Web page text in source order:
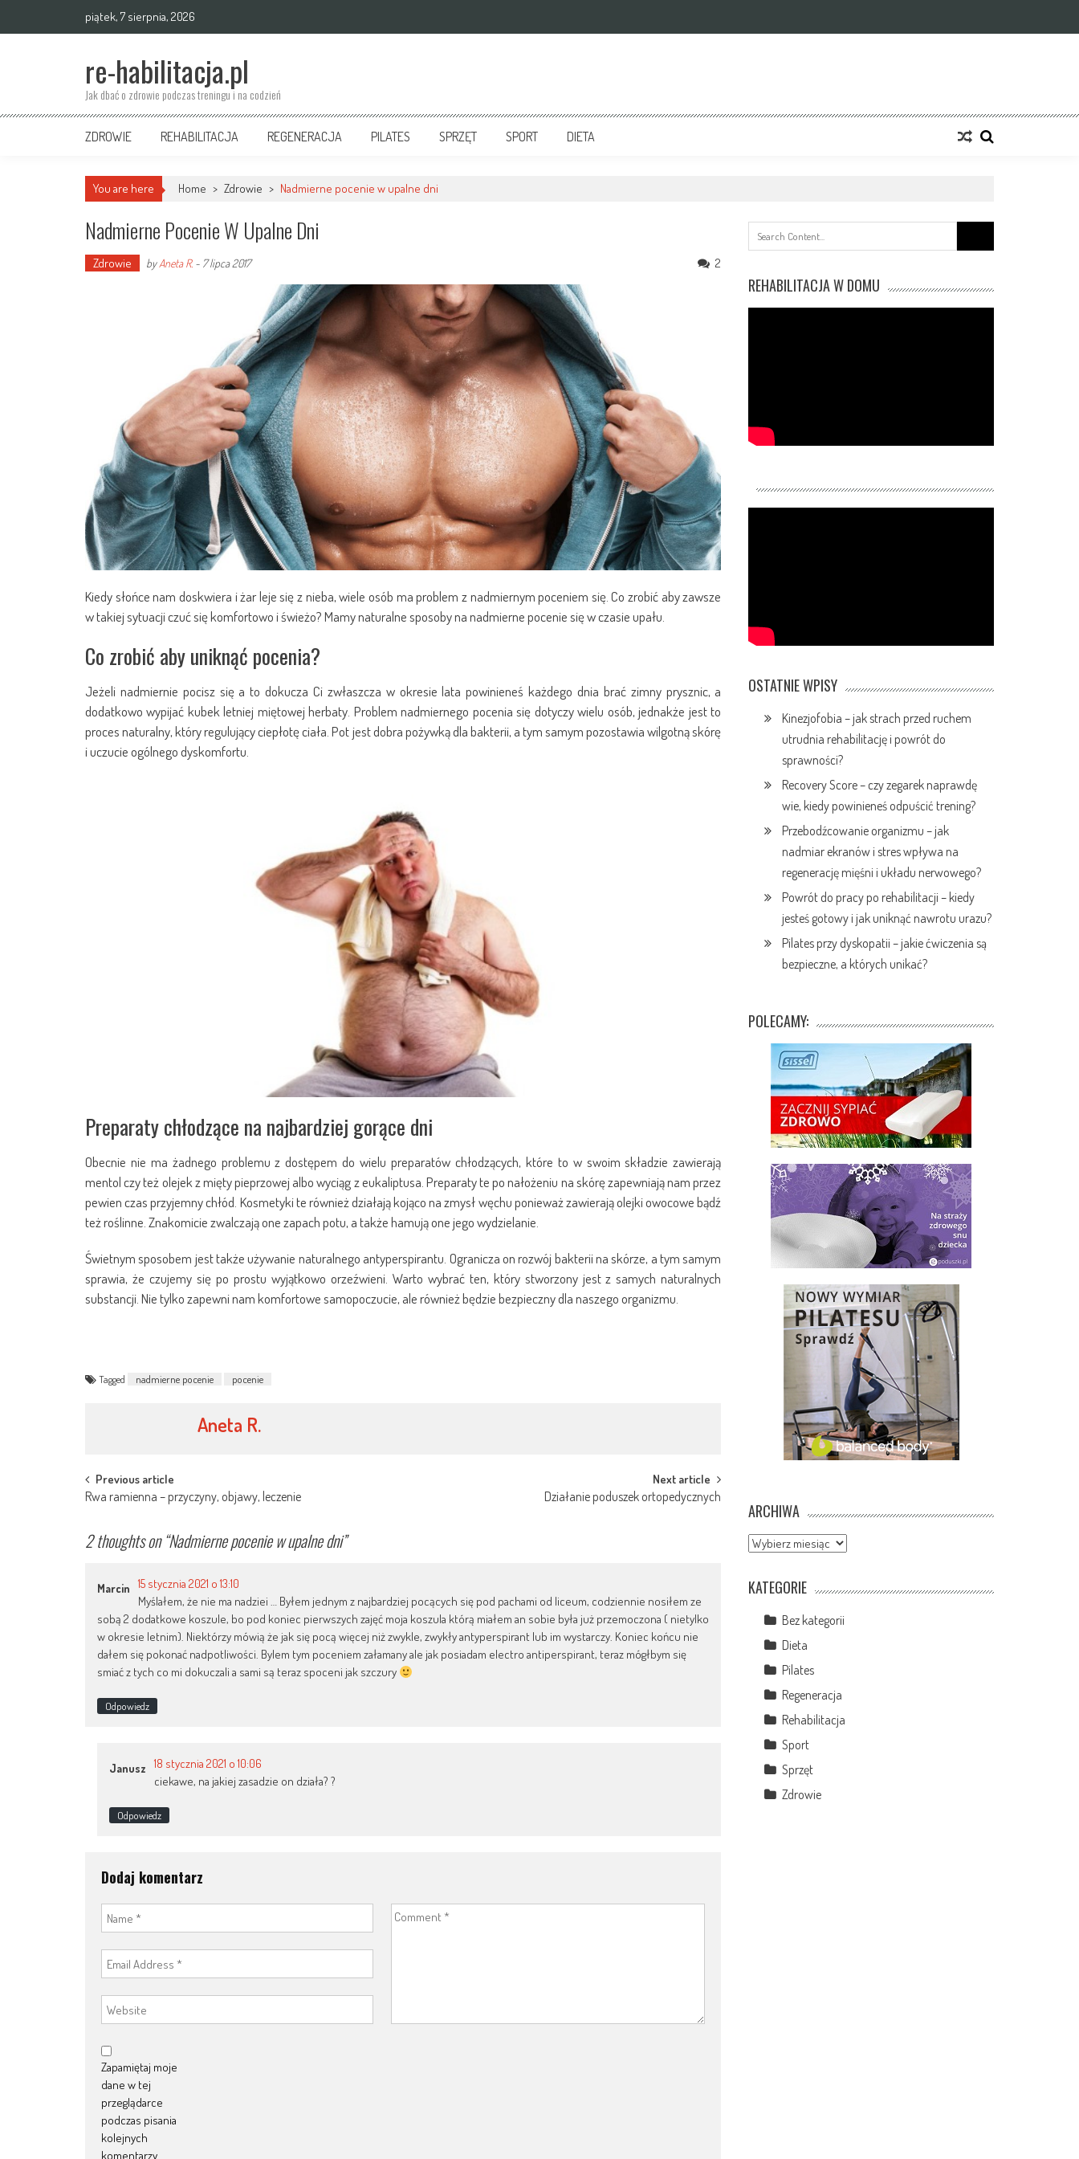
piątek, 7 sierpnia, 2026
re-habilitacja.pl
Jak dbać o zdrowie podczas treningu i na codzień
ZDROWIE REHABILITACJA REGENERACJA PILATES SPRZĘT SPORT DIETA
You are here Home > Zdrowie > Nadmierne pocenie w upalne dni
Nadmierne Pocenie W Upalne Dni
Zdrowie byAneta R. - 7 lipca 2017 2
Kiedy słońce nam doskwiera i żar leje się z nieba, wiele osób ma problem z nadmiernym poceniem się. Co zrobić aby zawsze
w takiej sytuacji czuć się komfortowo i świeżo? Mamy naturalne sposoby na nadmierne pocenie się w czasie upału.
Co zrobić aby uniknąć pocenia?
Jeżeli nadmiernie pocisz się a to dokucza Ci zwłaszcza w okresie lata powinieneś każdego dnia brać zimny prysznic, a
dodatkowo wypijać kubek letniej miętowej herbaty. Problem nadmiernego pocenia się dotyczy wielu osób, jednakże jest to
proces naturalny, który regulujący ciepłotę ciała. Pot jest dobra pożywką dla bakterii, a tym samym pozostawia wilgotną skórę
i uczucie ogólnego dyskomfortu.
Preparaty chłodzące na najbardziej gorące dni
Obecnie nie ma żadnego problemu z dostępem do wielu preparatów chłodzących, które to w swoim składzie zawierają
mentol czy też olejek z mięty pieprzowej albo wyciąg z eukaliptusa. Preparaty te po nałożeniu na skórę zapewniają nam przez
pewien czas przyjemny chłód. Kosmetyki te również działają kojąco na zmysł węchu ponieważ zawierają olejki owocowe bądź
też roślinne. Znakomicie zwalczają one zapach potu, a także hamują one jego wydzielanie.
Świetnym sposobem jest także używanie naturalnego antyperspirantu. Ogranicza on rozwój bakterii na skórze, a tym samym
sprawia, że czujemy się po prostu wyjątkowo orzeźwieni. Warto wybrać ten, który stworzony jest z samych naturalnych
substancji. Nie tylko zapewni nam komfortowe samopoczucie, ale również będzie bezpieczny dla naszego organizmu.
Tagged nadmierne pocenie pocenie
Aneta R.
Post
Previous article
Rwa ramienna – przyczyny, objawy, leczenie
Next article
Działanie poduszek ortopedycznych
2 thoughts on “Nadmierne pocenie w upalne dni”
Marcin
15 stycznia 2021 o 13:10
Myślałem, że nie ma nadziei … Byłem jednym z najbardziej pocących się pod pachami od liceum, codziennie nosiłem ze
sobą 2 dodatkowe koszule, bo pod koniec pierwszych zajęć moja koszula którą miałem an sobie była już przemoczona ( nietylko
w okresie letnim). Niektórzy mówią że jak się pocą więcej niż zwykle, zwykły antyperspirant lub im wystarczy. Koniec końcu nie
dałem się pokonać nadpotliwości. Bylem tym poceniem załamany ale jak posiadam electro antiperspirant, teraz mógłbym się
smiać z tych co mi dokuczali a sami są teraz spoceni jak szczury
Odpowiedz
Janusz
18 stycznia 2021 o 10:06
ciekawe, na jakiej zasadzie on działa? ?
Odpowiedz
Dodaj komentarz
Zapamiętaj moje
dane w tej
przeglądarce
podczas pisania
kolejnych
komentarzy.
for:
REHABILITACJA W DOMU
OSTATNIE WPISY
Kinezjofobia – jak strach przed ruchem
utrudnia rehabilitację i powrót do
sprawności?
Recovery Score – czy zegarek naprawdę
wie, kiedy powinieneś odpuścić trening?
Przebodźcowanie organizmu – jak
nadmiar ekranów i stres wpływa na
regenerację mięśni i układu nerwowego?
Powrót do pracy po rehabilitacji – kiedy
jesteś gotowy i jak uniknąć nawrotu urazu?
Pilates przy dyskopatii – jakie ćwiczenia są
bezpieczne, a których unikać?
POLECAMY:
ARCHIWA
Archiwa
KATEGORIE
Bez kategorii
Dieta
Pilates
Regeneracja
Rehabilitacja
Sport
Sprzęt
Zdrowie